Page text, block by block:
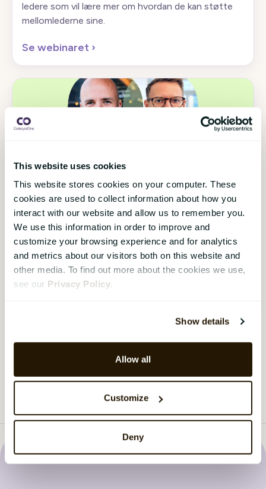
This website uses cookies
This website stores cookies on your computer. These
cookies are used to collect information about how you
interact with our website and allow us to remember you.
We use this information in order to improve and
customize your browsing experience and for analytics
and metrics about our visitors both on this website and
other media. To find out more about the cookies we use,
see our Privacy Policy.
Show details
Allow all
Customize
Deny
ledere som vil lære mer om hvordan de kan støtte
mellomlederne sine.
Se webinaret ›
Slik kommer du i gang med KI-verktøy og
jobber smartere
Dette webinaret forenkler prosessen med å velge
KI-verktøy og leder deg gjennom jungelen av
alternativer mot de mest effektive KI-løsningene
for HR.